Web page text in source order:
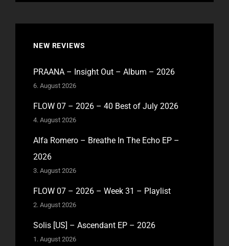
NEW REVIEWS
PRAANA – Insight Out – Album – 2026
6. August 2026
FLOW 07 – 2026 – 40 Best of July 2026
4. August 2026
Alfa Romero – Breathe In The Echo EP –
2026
3. August 2026
FLOW 07 – 2026 – Week 31 – Playlist
2. August 2026
Solis [US] – Ascendant EP – 2026
1. August 2026